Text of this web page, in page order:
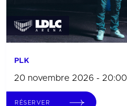
PLK
20 novembre 2026 - 20:00
RÉSERVER